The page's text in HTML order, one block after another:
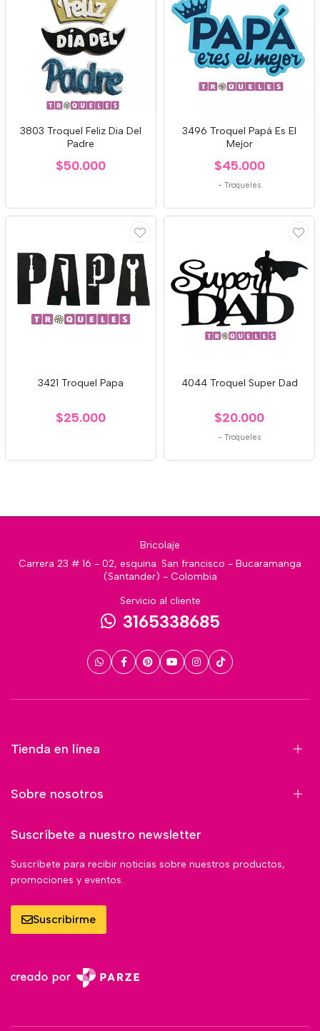
3803 Troquel Feliz Dia Del
Padre
$50.000
3496 Troquel Papá Es El
Mejor
$45.000
- Troqueles
3421 Troquel Papa
$25.000
4044 Troquel Super Dad
$20.000
- Troqueles
Bricolaje
Carrera 23 # 16 - 02, esquina. San francisco - Bucaramanga
(Santander) - Colombia
Servicio al cliente
3165338685
Tienda en línea
Sobre nosotros
Suscríbete a nuestro newsletter
Suscríbete para recibir noticias sobre nuestros productos,
promociones y eventos.
Suscribirme